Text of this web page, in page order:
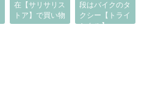
在【サリサリス
トア】で買い物
段はバイクのタ
クシー【トライ
シクル】